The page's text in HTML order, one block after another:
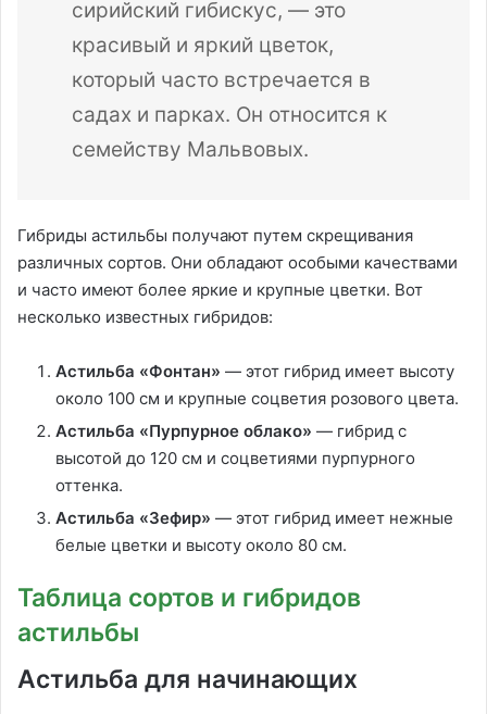
сирийский гибискус, — это
красивый и яркий цветок,
который часто встречается в
садах и парках. Он относится к
семейству Мальвовых.
Гибриды астильбы получают путем скрещивания
различных сортов. Они обладают особыми качествами
и часто имеют более яркие и крупные цветки. Вот
несколько известных гибридов:
Астильба «Фонтан» — этот гибрид имеет высоту
около 100 см и крупные соцветия розового цвета.
Астильба «Пурпурное облако» — гибрид с
высотой до 120 см и соцветиями пурпурного
оттенка.
Астильба «Зефир» — этот гибрид имеет нежные
белые цветки и высоту около 80 см.
Таблица сортов и гибридов
астильбы
Астильба для начинающих